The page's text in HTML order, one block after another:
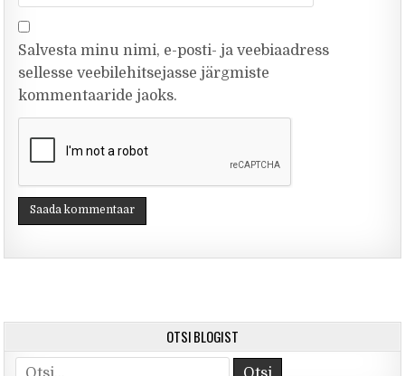
Salvesta minu nimi, e-posti- ja veebiaadress
sellesse veebilehitsejasse järgmiste
kommentaaride jaoks.
OTSI BLOGIST
Search for: